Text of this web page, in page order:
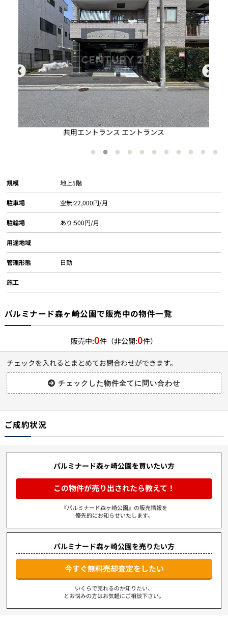
共用エントランス エントランス
規模 地上5階
駐車場 空無:22,000円/月
駐輪場 あり:500円/月
用途地域
管理形態 日勤
施工
パルミナード森ヶ崎公園で販売中の物件一覧
販売中:0件（非公開:0件）
チェックを入れるとまとめてお問合わせができます。
ご成約状況
パルミナード森ヶ崎公園を買いたい方
この物件が売り出されたら教えて！
『パルミナード森ヶ崎公園』の販売情報を
優先的にお知らせいたします。
パルミナード森ヶ崎公園を売りたい方
今すぐ無料売却査定をしたい
いくらで売れるのか知りたい、
とお悩みの方はお気軽にご相談下さい。